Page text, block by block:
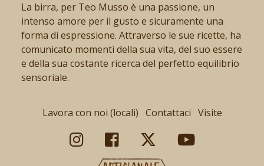
La birra, per Teo Musso è una passione, un
intenso amore per il gusto e sicuramente una
forma di espressione. Attraverso le sue ricette, ha
comunicato momenti della sua vita, del suo essere
e della sua costante ricerca del perfetto equilibrio
sensoriale.
Lavora con noi (locali) Contattaci Visite